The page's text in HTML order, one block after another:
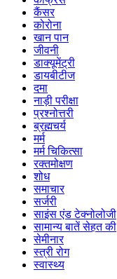
कैंसर
कोरोना
खान पान
जीवनी
डाक्यूमेंट्री
डायबीटीज
दमा
नाड़ी परीक्षा
प्रश्नोत्तरी
ब्रह्मचर्य
मर्म
मर्म चिकित्सा
रक्तमोक्षण
शोध
समाचार
सर्जरी
साइंस एंड टेक्नोलोजी
सामान्य बातें सेहत की
सेमीनार
स्त्री रोग
स्वास्थ्य